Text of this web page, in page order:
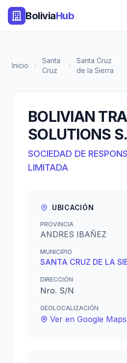
BoliviaHub
Inicio
Santa
Cruz
Santa Cruz
de la Sierra
BOLIVIAN
SOLUTIONS
SOCIEDAD DE
LIMITADA
UBICACIÓN
PROVINCIA
ANDRES IBAÑEZ
MUNICIPIO
SANTA CRUZ DE LA
DIRECCIÓN
Nro. S/N
GEOLOCALIZACIÓN
Ver en Google Maps